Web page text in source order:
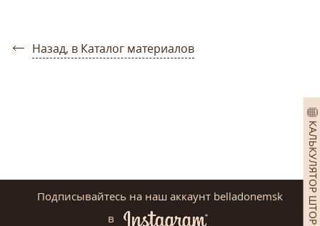
КАЛЬКУЛЯТОР ШТОР
Назад, в Каталог материалов
Подписывайтесь на наш аккаунт belladonemsk
в